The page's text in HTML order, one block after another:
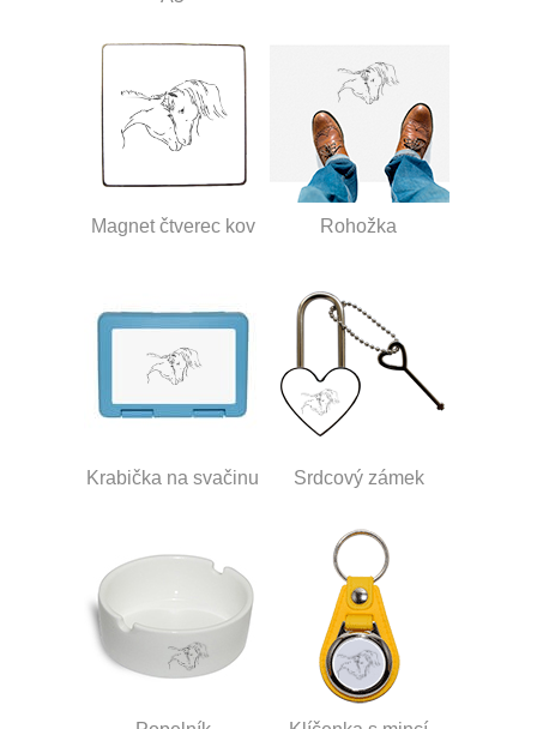
Magnet čtverec kov Rohožka
Krabička na svačinu Srdcový zámek